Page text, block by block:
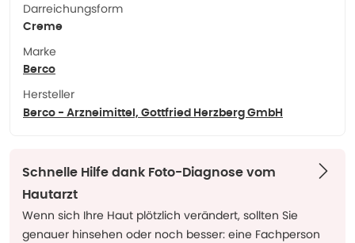
Darreichungsform
Creme
Marke
Berco
Hersteller
Berco - Arzneimittel, Gottfried Herzberg GmbH
Schnelle Hilfe dank Foto-Diagnose vom
Hautarzt
Wenn sich Ihre Haut plötzlich verändert, sollten Sie
genauer hinsehen oder noch besser: eine Fachperson